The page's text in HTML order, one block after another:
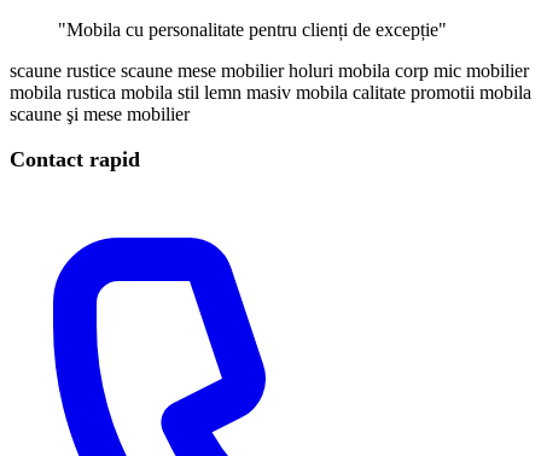
"Mobila cu personalitate pentru clienți de excepție"
scaune rustice scaune mese mobilier holuri mobila corp mic mobilier
mobila rustica mobila stil lemn masiv mobila calitate promotii mobila
scaune şi mese mobilier
Contact rapid